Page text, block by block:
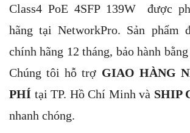
Class4 PoE 4SFP 139W được
hãng tại NetworkPro. Sản phẩm
chính hãng 12 tháng, bảo hành
Chúng tôi hỗ trợ GIAO HÀNG
PHÍ tại TP. Hồ Chí Minh và SHIP
nhanh chóng.